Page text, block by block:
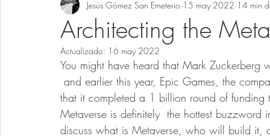
Architecting the
Jesús Gómez San Emeterio 15 may 2022 14 min
Actualizado: 16 may 2022
You might have heard that Mark Zuckerberg
and earlier this year, Epic Games, the
that it completed a 1 billion round of funding
Metaverse is definitely  the hottest
discuss what is Metaverse, who will build it,